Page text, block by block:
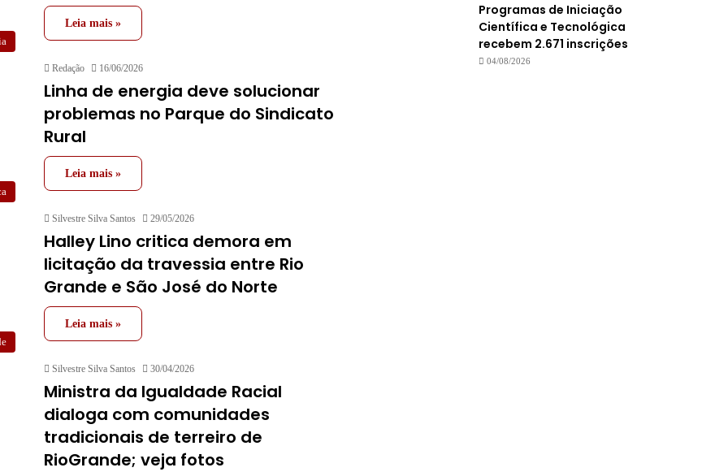
Leia mais »
Redação 16/06/2026
Linha de energia deve solucionar
problemas no Parque do Sindicato
Rural
Leia mais »
Silvestre Silva Santos 29/05/2026
Halley Lino critica demora em
licitação da travessia entre Rio
Grande e São José do Norte
Leia mais »
Silvestre Silva Santos 30/04/2026
Ministra da Igualdade Racial
dialoga com comunidades
tradicionais de terreiro de
RioGrande; veja fotos
Programas de Iniciação
Científica e Tecnológica
recebem 2.671 inscrições
04/08/2026